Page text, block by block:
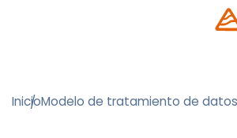
InicioModelo de tratamiento de datos